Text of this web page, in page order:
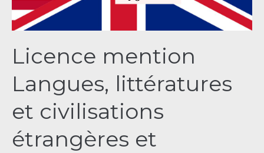
Licence mention
Langues, littératures
et civilisations
étrangères et
régionales
parcours
Anglais